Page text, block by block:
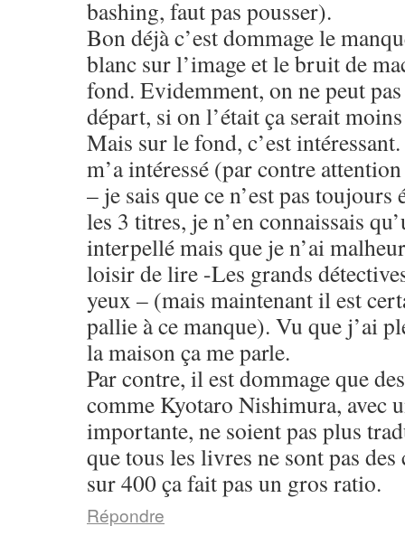
bashing, faut pas pousser).
Bon déjà c’est dommage le
blanc sur l’image et le bruit de
fond. Evidemment, on ne peut
départ, si on l’était ça serait
Mais sur le fond, c’est
m’a intéressé (par contre
– je sais que ce n’est pas
les 3 titres, je n’en connaissais
interpellé mais que je n’ai
loisir de lire -Les grands
yeux – (mais maintenant il est
pallie à ce manque). Vu que j’ai
la maison ça me parle.
Par contre, il est dommage que
comme Kyotaro Nishimura, avec
importante, ne soient pas plus
que tous les livres ne sont pas
sur 400 ça fait pas un gros ratio.
Répondre